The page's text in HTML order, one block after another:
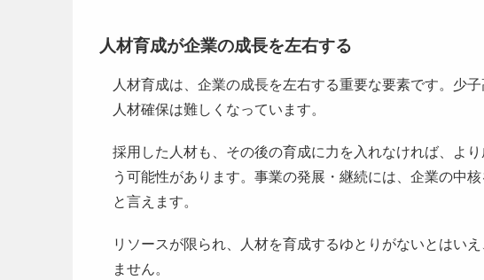
人材育成が企業の成長を左右する
人材育成は、企業の成長を左右する重要な要素です。少
人材確保は難しくなっています。
採用した人材も、その後の育成に力を入れなければ、よ
う可能性があります。事業の発展・継続には、企業の中
と言えます。
リソースが限られ、人材を育成するゆとりがないとはい
ません。